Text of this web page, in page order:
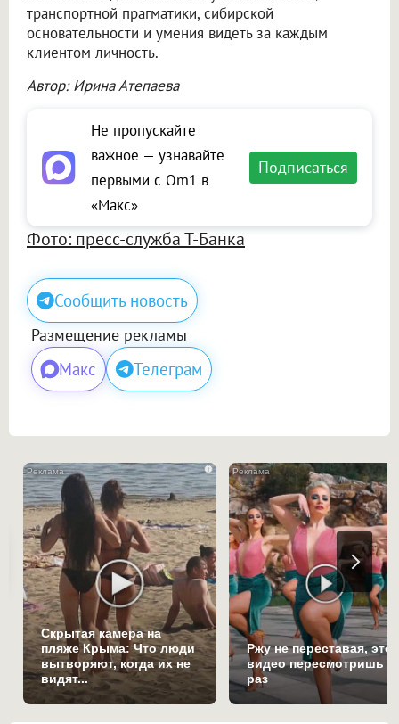
транспортной прагматики, сибирской
основательности и умения видеть за каждым
клиентом личность.
Автор: Ирина Атепаева
Не пропускайте
важное — узнавайте
первыми с Om1 в
«Макс»
Подписаться
Фото: пресс-служба Т-Банка
Сообщить новость
Размещение рекламы
Макс Телеграм
i
Скрытая камера на
пляже Крыма: Что люди
вытворяют, когда их не
видят...
Ржу не переставая, это
видео пересмотришь
раз